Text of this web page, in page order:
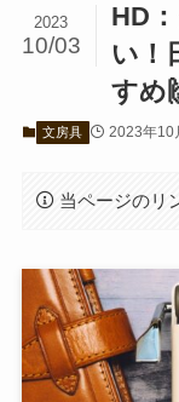
HD
い！
すめ
2023
10/03
文房具 2023年10
当ページのリ